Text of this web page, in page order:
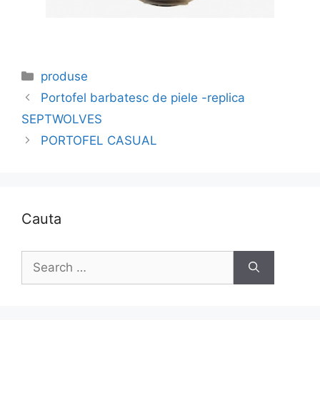
Categories
produse
Portofel barbatesc de piele -replica
SEPTWOLVES
PORTOFEL CASUAL
Cauta
for: